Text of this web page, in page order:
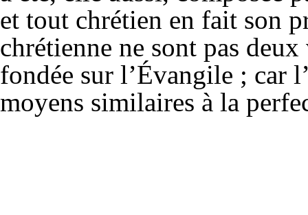
et tout chrétien en fait son
chrétienne ne sont pas
fondée sur l’Évangile ; car
moyens similaires à la